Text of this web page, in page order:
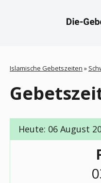
Islamische Gebetszeiten »
Heute: 06 August